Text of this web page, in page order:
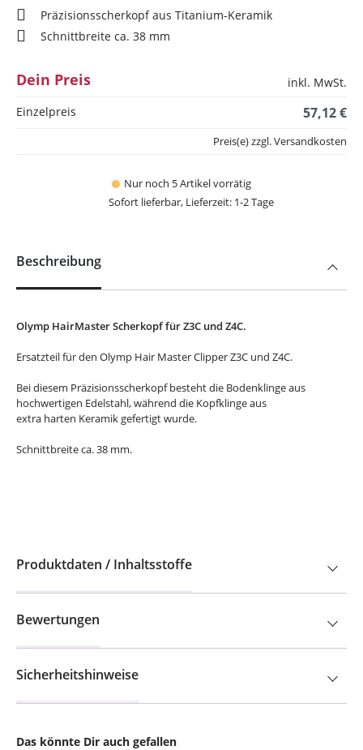
Präzisionsscherkopf aus Titanium-Keramik
Schnittbreite ca. 38 mm
Dein Preis
inkl. MwSt.
Einzelpreis
57,12 €
Nur noch 5 Artikel vorrätig
Sofort lieferbar, Lieferzeit: 1-2 Tage
Preis(e) zzgl. Versandkosten
Das könnte Dir auch gefallen
Beschreibung
Olymp HairMaster Scherkopf für Z3C und Z4C.
Ersatzteil für den Olymp Hair Master Clipper Z3C und Z4C.
Bei diesem Präzisionsscherkopf besteht die Bodenklinge aus
hochwertigen Edelstahl, während die Kopfklinge aus
extra harten Keramik gefertigt wurde.
Schnittbreite ca. 38 mm.
Produktdaten / Inhaltsstoffe
Bewertungen
Sicherheitshinweise